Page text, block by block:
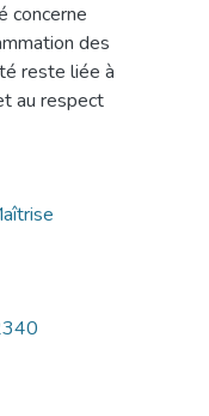
concerne
des
reste liée à
au respect